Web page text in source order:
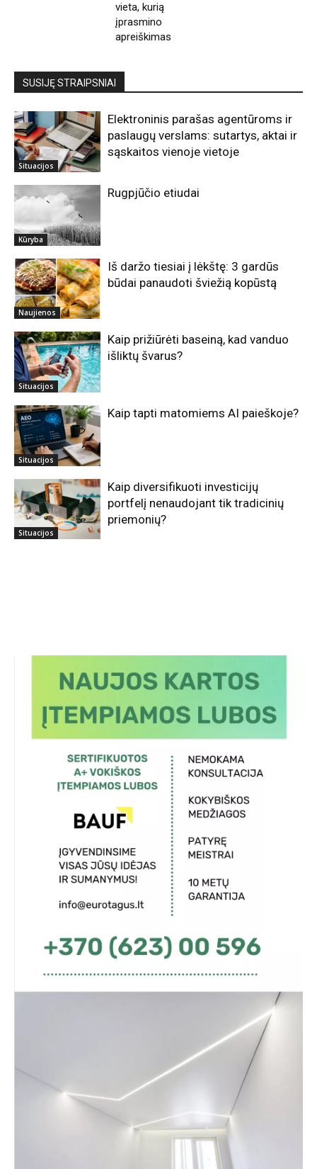
vieta, kurią
įprasmino
apreiškimas
SUSIJĘ STRAIPSNIAI
Situacijos
Elektroninis parašas agentūroms ir
paslaugų verslams: sutartys, aktai ir
sąskaitos vienoje vietoje
Kūryba
Rugpjūčio etiudai
Naujienos
Iš daržo tiesiai į lėkštę: 3 gardūs
būdai panaudoti šviežią kopūstą
Situacijos
Kaip prižiūrėti baseiną, kad vanduo
išliktų švarus?
Situacijos
Kaip tapti matomiems AI paieškoje?
Situacijos
Kaip diversifikuoti investicijų
portfelį nenaudojant tik tradicinių
priemonių?